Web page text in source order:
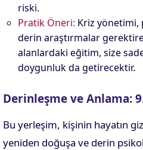
riski.
Pratik Öneri: Kriz yönetimi,
derin araştırmalar
alanlardaki eğitim, size
doygunluk da getirecektir.
Derinleşme ve Anlama:
Bu yerleşim, kişinin hayatın
yeniden doğuşa ve derin